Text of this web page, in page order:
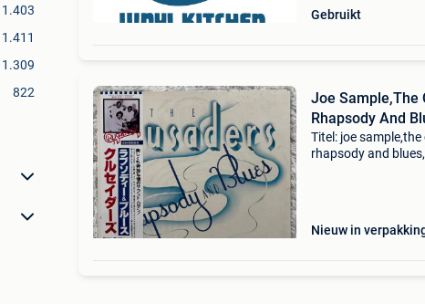
1.403
1.411
1.309
822
Gebruikt
Joe Sample,The
Rhapsody And
Titel: joe
rhapsody and
Nieuw in